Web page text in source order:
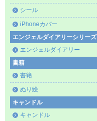
シール
iPhoneカバー
エンジェルダイアリーシリーズ
エンジェルダイアリー
書籍
書籍
ぬり絵
キャンドル
キャンドル